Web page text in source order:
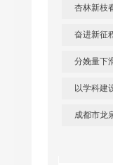
杏林新枝
奋进新征
分娩量下
以学科建
成都市龙